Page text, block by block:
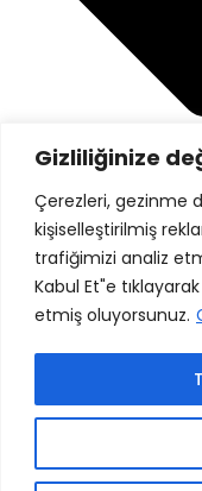
Gizliliğinize
Çerezleri, gezinme
kişiselleştirilmiş
trafiğimizi analiz
Kabul Et"e
etmiş oluyorsunuz.
Gizlilik Politikası
Danışanlarımız